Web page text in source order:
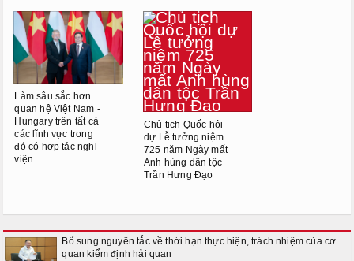
Làm sâu sắc hơn
quan hệ Việt Nam -
Hungary trên tất cả
các lĩnh vực trong
đó có hợp tác nghị
viện
Chủ tịch Quốc hội
dự Lễ tưởng niệm
725 năm Ngày mất
Anh hùng dân tộc
Trần Hưng Đạo
Bổ sung nguyên tắc về thời hạn thực hiện, trách nhiệm của cơ
quan kiểm định hải quan